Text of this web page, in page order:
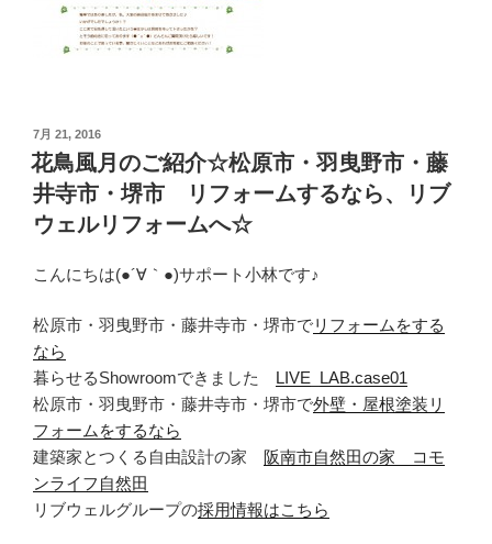
投
稿
日:
7月 21, 2016
花鳥風月のご紹介☆松原市・羽曳野市・藤
井寺市・堺市 リフォームするなら、リブ
ウェルリフォームへ☆
こんにちは(●´∀｀●)サポート小林です♪
松原市・羽曳野市・藤井寺市・堺市でリフォームをする
なら
暮らせるShowroomできました LIVE_LAB.case01
松原市・羽曳野市・藤井寺市・堺市で外壁・屋根塗装リ
フォームをするなら
建築家とつくる自由設計の家 阪南市自然田の家 コモ
ンライフ自然田
リブウェルグループの採用情報はこちら